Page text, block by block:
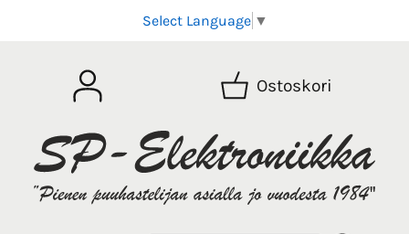
Select Language ▼
Ostoskori